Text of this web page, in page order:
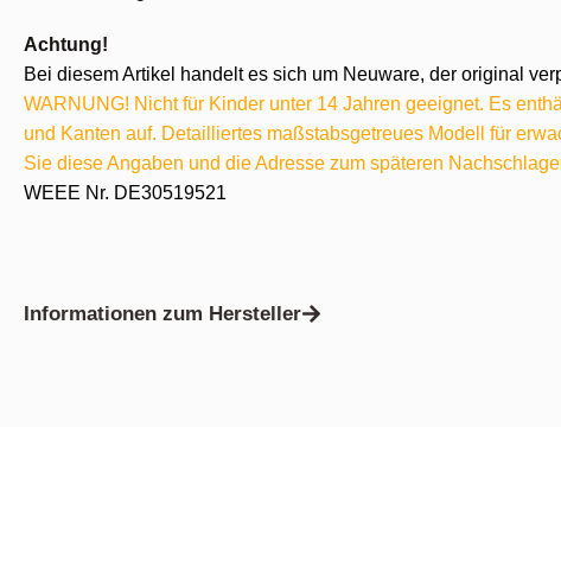
Achtung!
Bei diesem Artikel handelt es sich um Neuware, der original
WARNUNG! Nicht für Kinder unter 14 Jahren geeignet. Es
und Kanten auf. Detailliertes maßstabsgetreues Modell für
Sie diese Angaben und die Adresse zum späteren
WEEE Nr. DE30519521
Informationen zum Hersteller